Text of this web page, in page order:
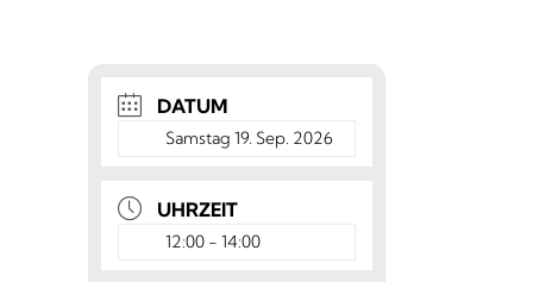
DATUM
Samstag 19. Sep. 2026
UHRZEIT
12:00 - 14:00